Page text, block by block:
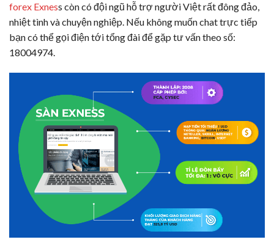
forex Exness còn có đội ngũ hỗ trợ người Việt rất đông đảo,
nhiệt tình và chuyện nghiệp. Nếu không muốn chat trực tiếp
bạn có thể gọi điện tới tổng đài để gặp tư vấn theo số:
18004974.